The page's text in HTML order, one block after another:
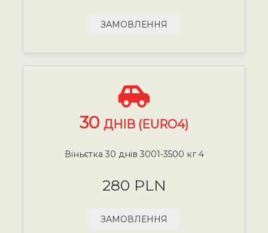
ЗАМОВЛЕННЯ
30 ДНІВ (EURO4)
Віньєтка 30 днів 3001-3500 кг 4
280 PLN
ЗАМОВЛЕННЯ